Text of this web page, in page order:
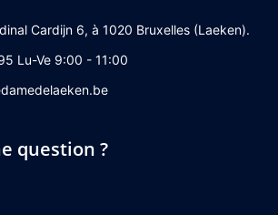
Cardijn 6, à 1020 Bruxelles (Laeken).
Lu-Ve 9:00 - 11:00
question ?